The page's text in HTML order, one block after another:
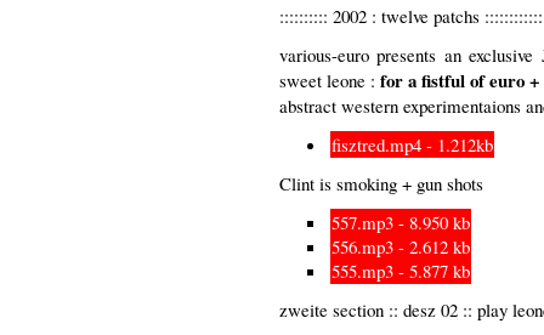
:::::::::: 2002 : twelve patchs
various-euro presents an
sweet leone : for a fistful of euro
abstract western experimentaions
fisztred.mp4 - 1.212kb
Clint is smoking + gun shots
557.mp3 - 8.950 kb
556.mp3 - 2.612 kb
555.mp3 - 5.877 kb
zweite section :: desz 02 :: play